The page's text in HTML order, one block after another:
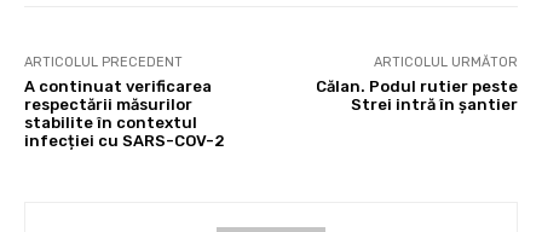
ARTICOLUL PRECEDENT
A continuat verificarea
respectării măsurilor
stabilite în contextul
infecției cu SARS-COV-2
ARTICOLUL URMĂTOR
Călan. Podul rutier peste
Strei intră în șantier